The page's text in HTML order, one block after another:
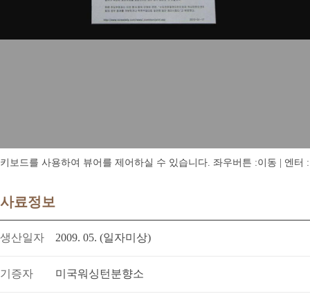
키보드를 사용하여 뷰어를 제어하실 수 있습니다. 좌우버튼 :이동 | 엔터
사료정보
생산일자 2009. 05. (일자미상)
기증자 미국워싱턴분향소